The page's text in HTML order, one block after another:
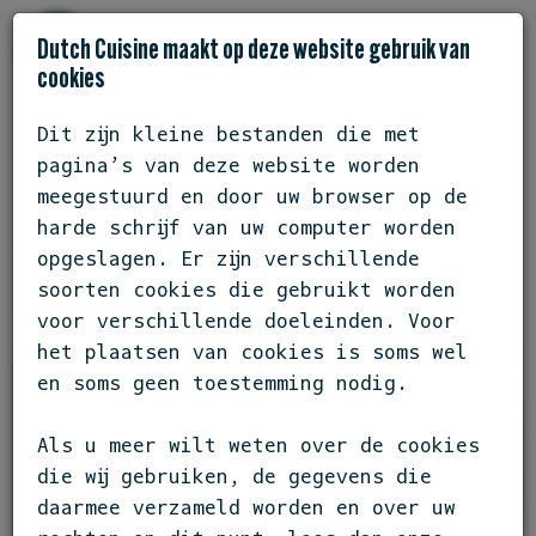
DEELNEMERS RESTAURANT SALIE
/ BEETSTERZWAAG
RESTAURANT SALIE
Dutch Cuisine maakt op deze website gebruik van
cookies
Dit zijn kleine bestanden die met
pagina’s van deze website worden
meegestuurd en door uw browser op de
harde schrijf van uw computer worden
opgeslagen. Er zijn verschillende
soorten cookies die gebruikt worden
voor verschillende doeleinden. Voor
het plaatsen van cookies is soms wel
en soms geen toestemming nodig.
Als u meer wilt weten over de cookies
die wij gebruiken, de gegevens die
daarmee verzameld worden en over uw